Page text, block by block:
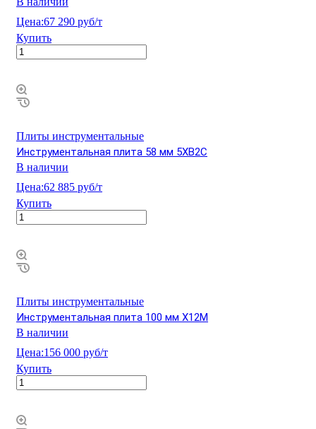
Цена:67 290 руб/т
Купить
Плиты инструментальные
Инструментальная плита 58 мм 5ХВ2С
В наличии
Цена:62 885 руб/т
Купить
Плиты инструментальные
Инструментальная плита 100 мм Х12М
В наличии
Цена:156 000 руб/т
Купить